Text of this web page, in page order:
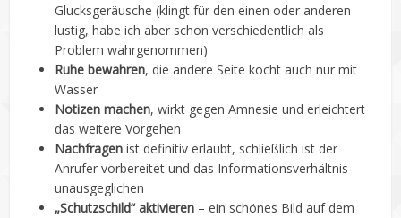
Glucksgeräusche (klingt für den einen oder anderen
lustig, habe ich aber schon verschiedentlich als
Problem wahrgenommen)
Ruhe bewahren, die andere Seite kocht auch nur mit
Wasser
Notizen machen, wirkt gegen Amnesie und erleichtert
das weitere Vorgehen
Nachfragen ist definitiv erlaubt, schließlich ist der
Anrufer vorbereitet und das Informationsverhältnis
unausgeglichen
„Schutzschild“ aktivieren – ein schönes Bild auf dem